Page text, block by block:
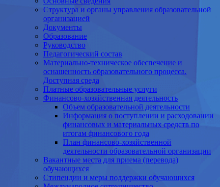
Структура и органы управления образовательной
организацией
Документы
Образование
Руководство
Педагогический состав
Материально-техническое обеспечение и
оснащенность образовательного процесса.
Доступная среда
Платные образовательные услуги
Финансово-хозяйственная деятельность
Объем образовательной деятельности
Информация о поступлении и расходовании
финансовых и материальных средств по
итогам финансового года
План финансово-хозяйственной
деятельности образовательной организации
Вакантные места для приема (перевода)
обучающихся
Стипендии и меры поддержки обучающихся